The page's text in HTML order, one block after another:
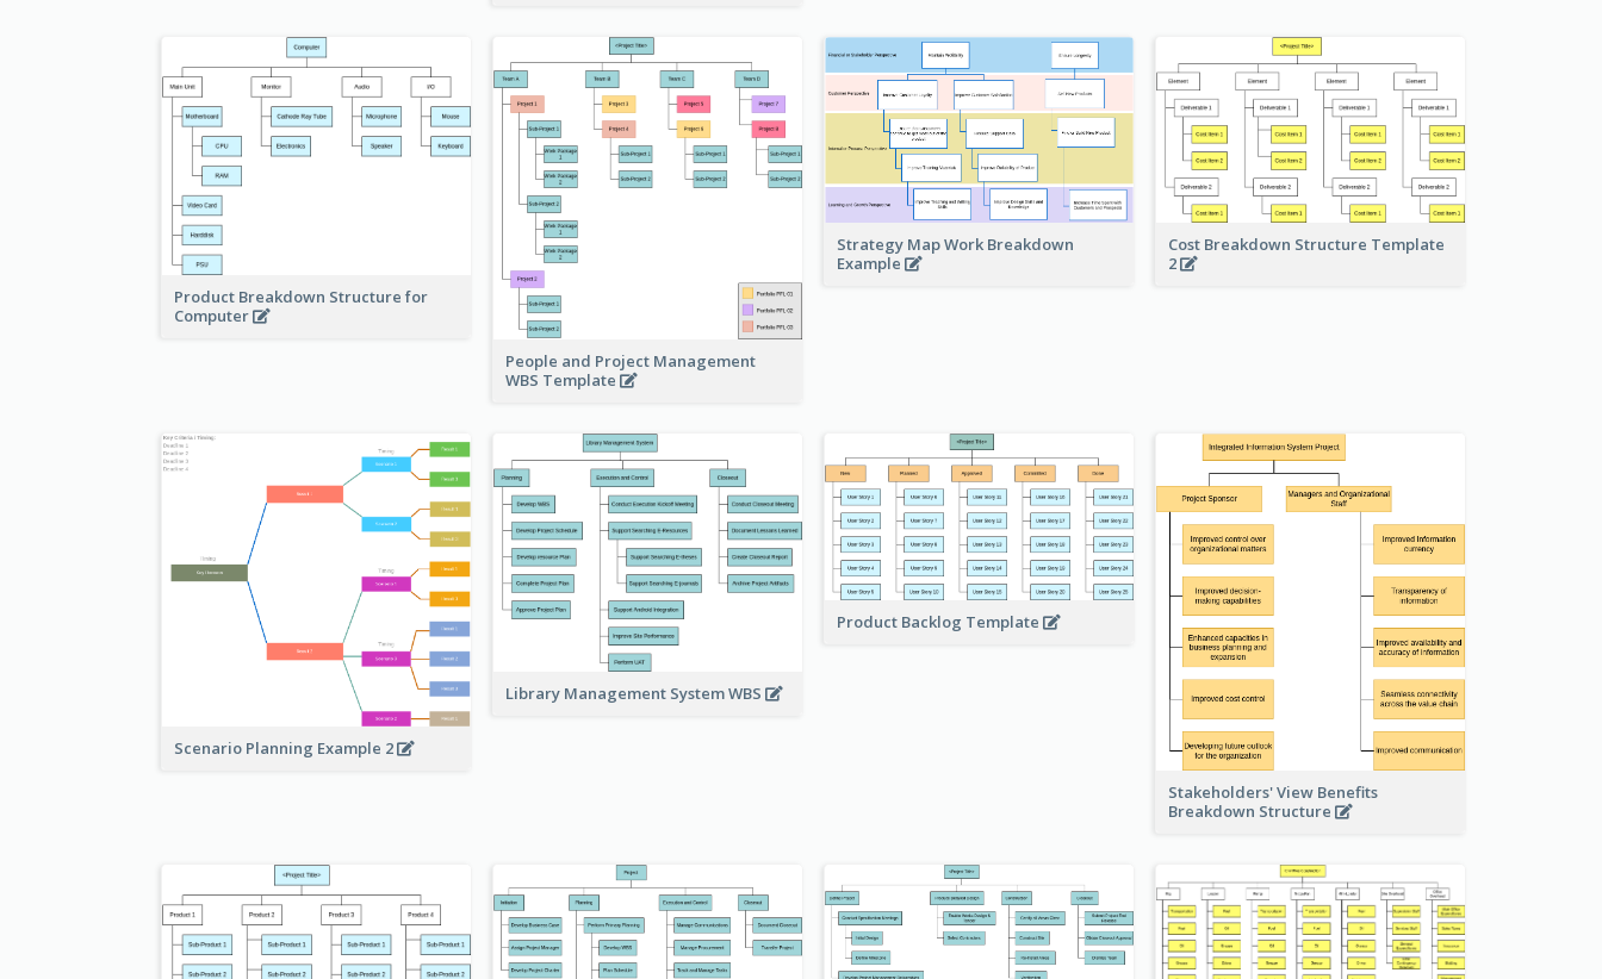
Product Breakdown Structure for
Computer
People and Project Management
WBS Template
Strategy Map Work Breakdown
Example
Cost Breakdown Structure Template
2
Scenario Planning Example 2
Library Management System WBS
Product Backlog Template
Stakeholders' View Benefits
Breakdown Structure